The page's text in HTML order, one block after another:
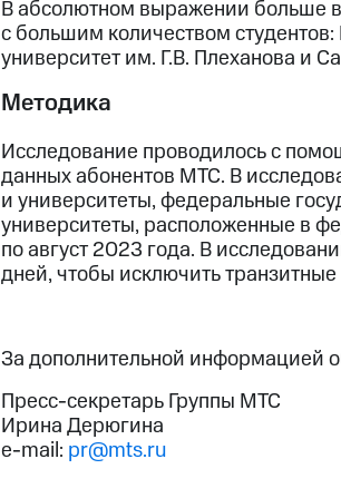
В абсолютном выражении больше
с большим количеством
университет им. Г.В. Плеханова и
Методика
Исследование проводилось с
данных абонентов МТС. В
и университеты, федеральные
университеты, расположенные в
по август 2023 года. В
дней, чтобы исключить
За дополнительной информацией
Пресс-секретарь Группы МТС
Ирина Дерюгина
e-mail: pr@mts.ru